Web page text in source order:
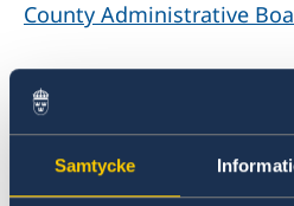
Samtycke
County Administrative
County Administrative